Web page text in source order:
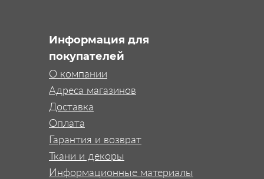
Информация для
покупателей
Доставка
Ткани и декоры
Гарантия и возврат
Информационные материалы
Оплата
Адреса магазинов
О компании